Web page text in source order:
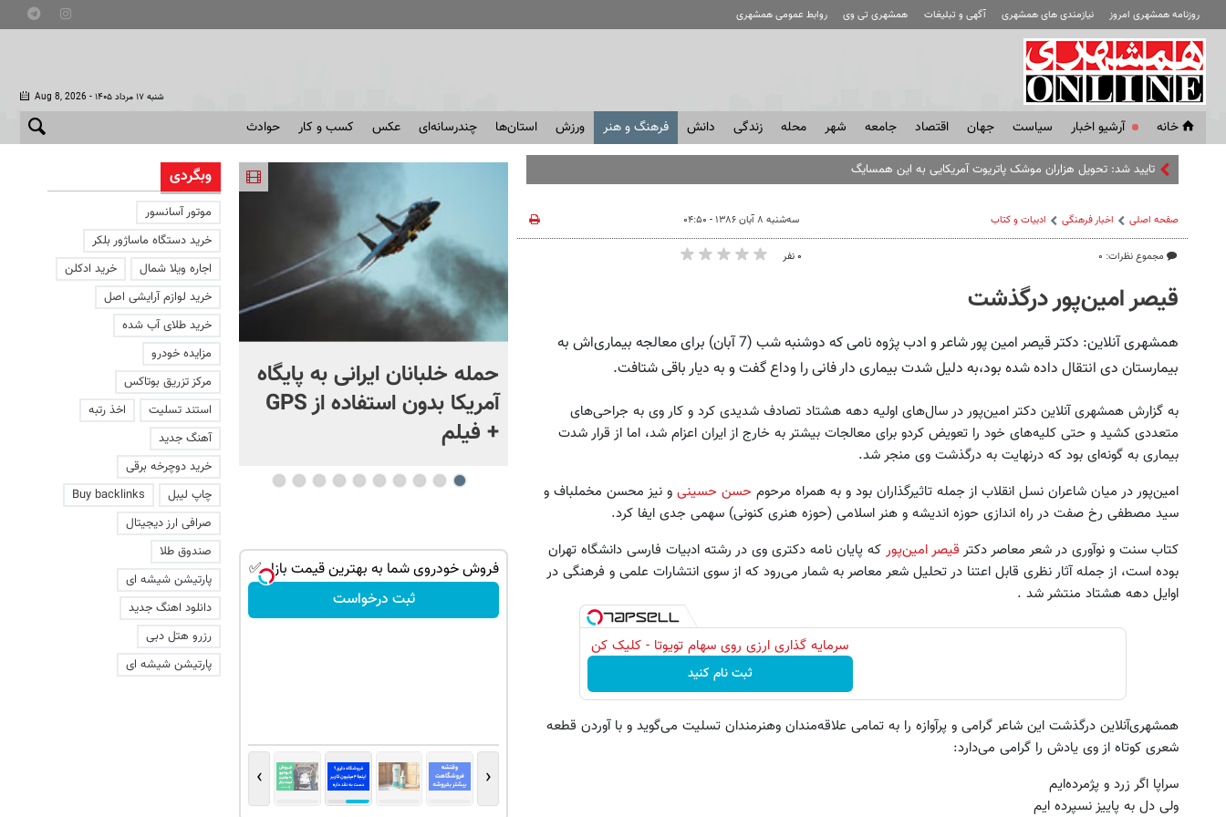
روزنامه همشهری امروز نیازمندی های همشهری آگهی و تبلیغات همشهری تی وی روابط عمومی همشهری
Aug 8, 2026 - شنبه ۱۷ مرداد ۱۴۰۵
خانه آرشیو اخبار سياست جهان اقتصاد جامعه شهر محله زندگی دانش فرهنگ و هنر ورزش استان‌ها چندرسانه‌ای عکس کسب و کار حوادث
تایید شد: تحویل هزاران موشک پاتریوت آمریکایی به این همسایگان ایران
صفحه اصلی اخبار فرهنگی ادبیات و کتاب
مجموع نظرات: ۰
سه‌شنبه ۸ آبان ۱۳۸۶ - ۰۴:۵۰
۰ نفر
قیصر امین‌پور درگذشت
همشهری آنلاین: دکتر قیصر امین پور شاعر و ادب پژوه نامی که دوشنبه شب (7 آبان) برای معالجه بیماری‌اش به
بیمارستان دی انتقال داده شده بود،به دلیل شدت بیماری دار فانی را وداع گفت و به دیار باقی شتافت.
به گزارش همشهری آنلاین دکتر امین‌پور در سال‌های اولیه دهه هشتاد تصادف شدیدی کرد و کار وی به جراحی‌های
متعددی کشید و حتی کلیه‌های خود را تعویض کردو برای معالجات بیشتر به خارج از ایران اعزام شد، اما از قرار شدت
بیماری به گونه‌ای بود که درنهایت به درگذشت وی منجر شد.
امین‌پور در میان شاعران نسل انقلاب از جمله تاثیرگذاران بود و به همراه مرحوم حسن حسینی و نیز محسن مخملباف و
سید مصطفی رخ صفت در راه اندازی حوزه اندیشه و هنر اسلامی (حوزه هنری کنونی) سهمی جدی ایفا کرد.
کتاب سنت و نوآوری در شعر معاصر دکتر قیصر امین‌پور که پایان نامه دکتری وی در رشته ادبیات فارسی دانشگاه تهران
بوده است، از جمله آثار نظری قابل اعتنا در تحلیل شعر معاصر به شمار می‌رود که از سوی انتشارات علمی و فرهنگی در
اوایل دهه هشتاد منتشر شد .
سرمایه گذاری ارزی روی سهام تویوتا - کلیک کن
ثبت نام کنید
همشهری‌آنلاین درگذشت این شاعر گرامی و پرآوازه را به تمامی علاقه‌مندان وهنرمندان تسلیت می‌گوید و با آوردن قطعه
شعری کوتاه از وی یادش را گرامی می‌دارد:
سراپا اگر زرد و پژمرده‌ایم
ولی دل به پاییز نسپرده ایم
استقبال از اردوغان در
عربستان + فیلم
حمله خلبانان ایرانی به پایگاه
آمریکا بدون استفاده از GPS
+ فیلم
پاسخ مورخ آمریکایی به
سلطنت طلب
از اینجا شروع می‌شه، برای
درآمد بیشتر، آماده‌ای؟
فروشنده شو
جای این پک تقویت موی جلبک توی حمومت
خرید محصول
بازدید آنلاین‌شاپت رو زیاد کن، بازدید بالاتر =
فروشنده شو
فروش خودروی شما به بهترین قیمت بازار ✅
ثبت درخواست
‹
›
وبگردی
موتور آسانسور
خرید دستگاه ماساژور بلکر
اجاره ویلا شمال
خرید ادکلن
خرید لوازم آرایشی اصل
خرید طلای آب شده
مزایده خودرو
مرکز تزریق بوتاکس
استند تسلیت
اخذ رتبه
آهنگ جدید
خرید دوچرخه برقی
چاپ لیبل
Buy backlinks
صرافی ارز دیجیتال
صندوق طلا
پارتیشن شیشه ای
دانلود اهنگ جدید
رزرو هتل دبی
پارتیشن شیشه ای